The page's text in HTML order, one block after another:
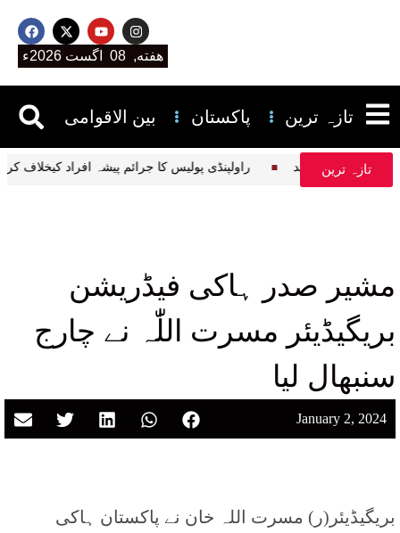
هفته, 08 اگست 2026ء
بین الاقوامی پاکستان تازہ ترین
تازہ ترین راولپنڈی پولیس کا جرائم پیشہ افراد
مشیر صدر ہاکی فیڈریشن
بریگیڈیئر مسرت اللّٰہ نے چارج
سنبھال لیا
January 2, 2024
بریگیڈیئر(ر) مسرت اللہ خان نے پاکستان ہاکی